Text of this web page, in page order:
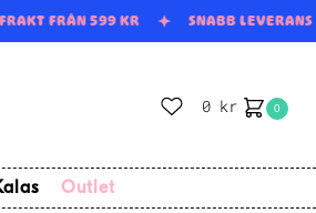
FRÅN 599 KR SNABB LEVERANS
0 kr 0
Outlet